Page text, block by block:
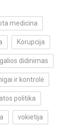
medicina
Korupcija
didinimas
ir kontrolė
politika
vokietija